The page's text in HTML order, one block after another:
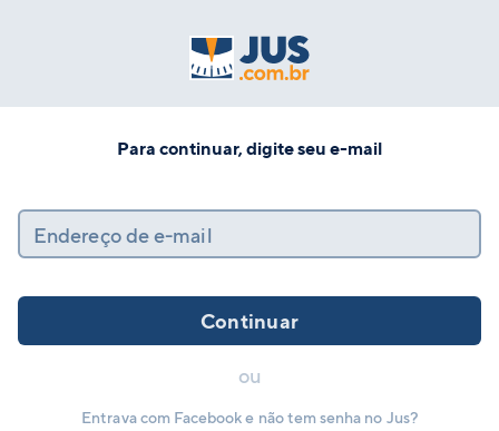
Para continuar, digite seu e-mail
Endereço de e-mail
Continuar
ou
Entrava com Facebook e não tem senha no Jus?